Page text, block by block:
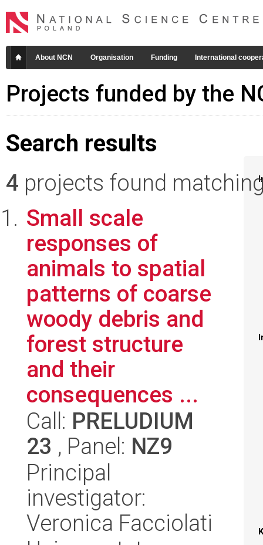
About NCN Organisation Funding International
Projects funded by the
Search results
4 projects found
Small scale
responses of
animals to spatial
patterns of coarse
woody debris and
forest structure
and their
consequences ...
Call: PRELUDIUM
23 , Panel: NZ9
Principal
investigator:
Veronica Facciolati